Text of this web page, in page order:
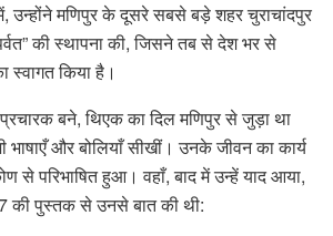
मणिपुर के दूसरे सबसे बड़े शहर चुराचांदपुर
की स्थापना की, जिसने तब से देश भर से
स्वागत किया है।
बने, थिएक का दिल मणिपुर से जुड़ा था
भाषाएँ और बोलियाँ सीखीं। उनके जीवन का कार्य
से परिभाषित हुआ। वहाँ, बाद में उन्हें याद आया,
की पुस्तक से उनसे बात की थी: